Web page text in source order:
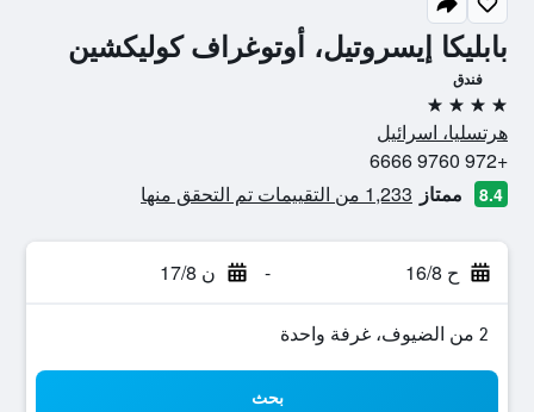
بابليكا إيسروتيل، أوتوغراف كوليكشين
فندق
4 نجوم
هرتسليا، اسرائيل
+972 9760 6666
8.4 ممتاز 1,233 من التقييمات تم التحقق منها
ح 16/8 - ن 17/8
2 من الضيوف، غرفة واحدة
بحث